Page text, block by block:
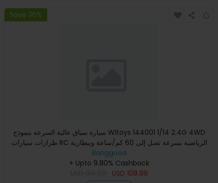
Save 36%
سيارة سباق عالية السرعة بنموذج Wltoys 144001 1/14 2.4G 4WD
طرازات سيارات RC الرياضية بسرعة تصل إلى 60 كم/ساعة وببطارية
7
Banggood
+ Upto 9.80% Cashback
USD 108.99